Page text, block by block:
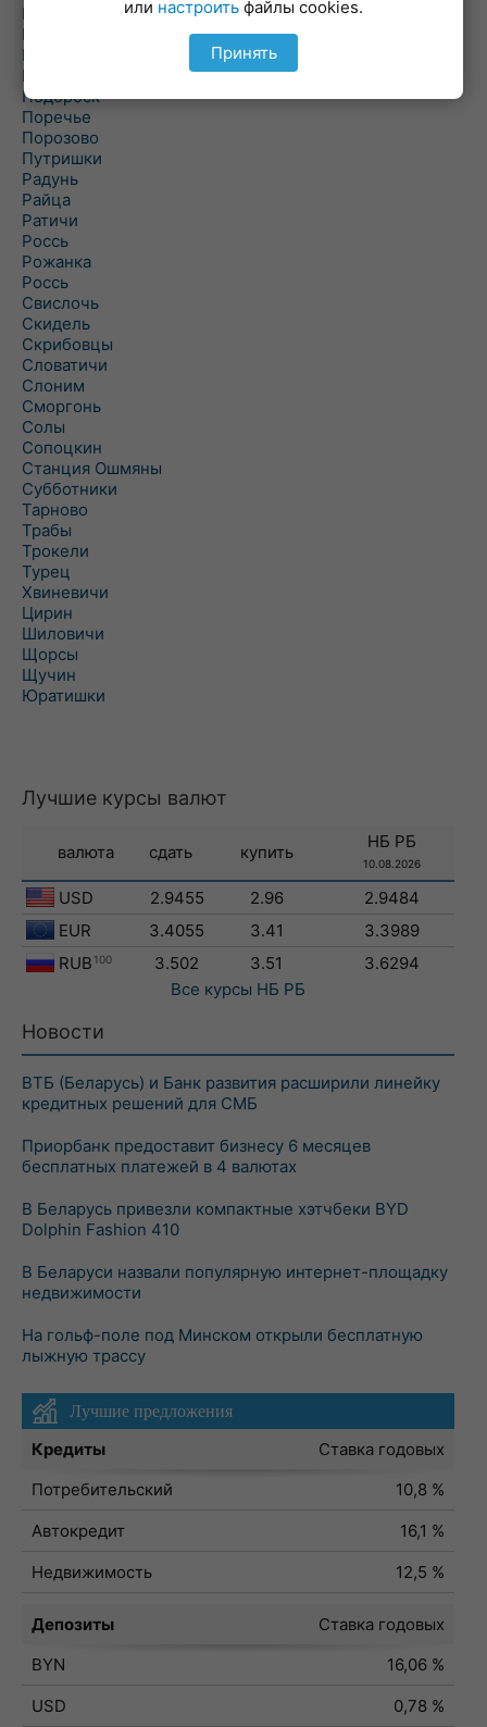
Погородно
Пограничный
Подлабенье
Подольцы
Подороск
Поречье
Порозово
Путришки
Радунь
Райца
Ратичи
Роcсь
Рожанка
Россь
Свислочь
Скидель
Скрибовцы
Словатичи
Слоним
Сморгонь
Солы
Сопоцкин
Станция Ошмяны
Субботники
Тарново
Трабы
Трокели
Турец
Хвиневичи
Цирин
Шиловичи
Щорсы
Щучин
Юратишки
Лучшие курсы валют
валюта сдать купить
НБ РБ
10.08.2026
USD 2.9455 2.96
2.9484
EUR
3.4055 3.41
3.3989
RUB 100 3.502 3.51
3.6294
Все курсы НБ РБ
Новости
ВТБ (Беларусь) и Банк развития расширили линейку
кредитных решений для СМБ
Приорбанк предоставит бизнесу 6 месяцев
бесплатных платежей в 4 валютах
В Беларусь привезли компактные хэтчбеки BYD
Dolphin Fashion 410
В Беларуси назвали популярную интернет-площадку
недвижимости
На гольф-поле под Минском открыли бесплатную
лыжную трассу
Лучшие предложения
Кредиты
Ставка годовых
Потребительский
10,8 %
Автокредит
16,1 %
Недвижимость
12,5 %
Депозиты
Ставка годовых
BYN
16,06 %
USD
0,78 %
или настроить файлы cookies.
Принять